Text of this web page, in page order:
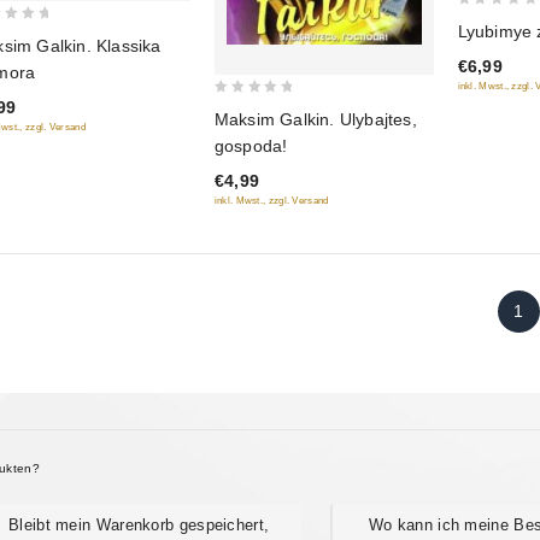
Galkin. Klassika
zzgl. Versand
of
5
Maksim Galkin. Ulybajtes,
gospoda!
€4,99
inkl. Mwst., zzgl. Versand
out
of
5
Lyubimye
€6,99
inkl. Mwst., zzgl.
1
Bleibt mein Warenkorb gespeichert,
Wo kann ich meine